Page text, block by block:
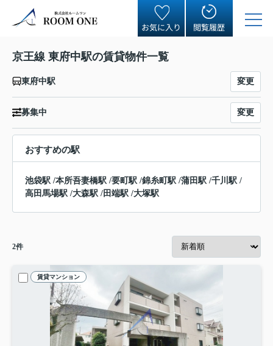
お気に入り 閲覧履歴
京王線 東府中駅の賃貸物件一覧
東府中駅 変更
募集中 変更
おすすめの駅
池袋駅 /本所吾妻橋駅 /要町駅 /錦糸町駅 /蒲田駅 /千川駅 /
高田馬場駅 /大森駅 /田端駅 /大塚駅
2件
賃貸マンション